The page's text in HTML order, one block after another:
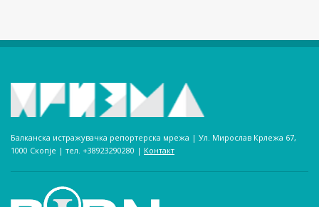
Балканска истражувачка репортерска мрежа | Ул. Мирослав Крлежа 67,
1000 Скопје | тел. +38923290280­ | Контакт